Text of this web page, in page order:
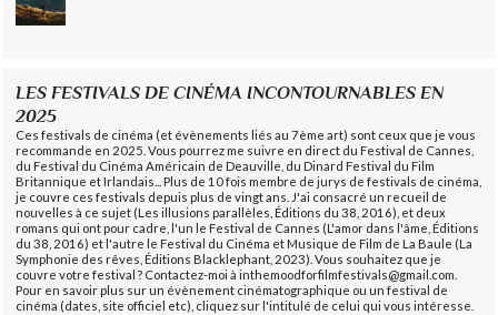
LES FESTIVALS DE CINÉMA INCONTOURNABLES EN
2025
Ces festivals de cinéma (et évènements liés au 7ème art) sont ceux que je vous
recommande en 2025. Vous pourrez me suivre en direct du Festival de Cannes,
du Festival du Cinéma Américain de Deauville, du Dinard Festival du Film
Britannique et Irlandais... Plus de 10 fois membre de jurys de festivals de cinéma,
je couvre ces festivals depuis plus de vingt ans. J'ai consacré un recueil de
nouvelles à ce sujet (Les illusions parallèles, Éditions du 38, 2016), et deux
romans qui ont pour cadre, l'un le Festival de Cannes (L'amor dans l'âme, Éditions
du 38, 2016) et l'autre le Festival du Cinéma et Musique de Film de La Baule (La
Symphonie des rêves, Éditions Blacklephant, 2023). Vous souhaitez que je
couvre votre festival ? Contactez-moi à inthemoodforfilmfestivals@gmail.com.
Pour en savoir plus sur un évènement cinématographique ou un festival de
cinéma (dates, site officiel etc), cliquez sur l'intitulé de celui qui vous intéresse.